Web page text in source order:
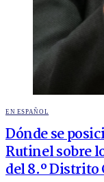
POSTED
EN ESPAÑOL
Dónde se
Rutinel sobre
del 8.º Distrito